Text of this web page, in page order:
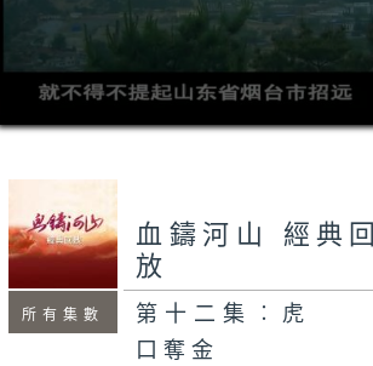
seconds
seconds
所有集數
血鑄河山 經典回
放
第十二集︰虎
口奪金